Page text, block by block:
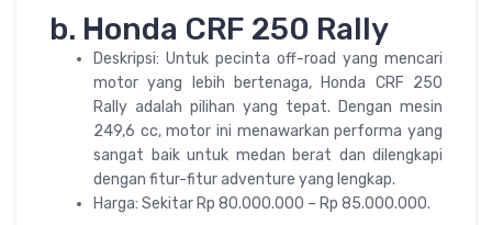
b. Honda CRF 250 Rally
Deskripsi: Untuk pecinta off-road yang mencari
motor yang lebih bertenaga, Honda CRF 250
Rally adalah pilihan yang tepat. Dengan mesin
249,6 cc, motor ini menawarkan performa yang
sangat baik untuk medan berat dan dilengkapi
dengan fitur-fitur adventure yang lengkap.
Harga: Sekitar Rp 80.000.000 – Rp 85.000.000.